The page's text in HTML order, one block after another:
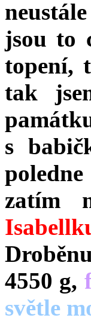
jsou to
topení,
tak
s
zatím
4550 g,
světle